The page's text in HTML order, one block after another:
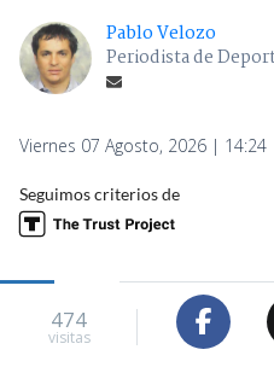
Pablo Velozo
Periodista de
Viernes 07 Agosto, 2026 | 14:24
Seguimos criterios de
474
visitas